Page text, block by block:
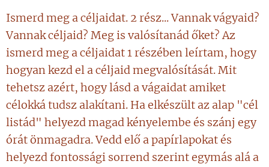
Ismerd meg a céljaidat. 2 rész... Vannak vágyaid?
Vannak céljaid? Meg is valósítanád őket? Az
ismerd meg a céljaidat 1 részében leírtam, hogy
hogyan kezd el a céljaid megvalósítását. Mit
tehetsz azért, hogy lásd a vágaidat amiket
célokká tudsz alakítani. Ha elkészült az alap "cél
listád" helyezd magad kényelembe és szánj egy
órát önmagadra. Vedd elő a papírlapokat és
helyezd fontossági sorrend szerint egymás alá a